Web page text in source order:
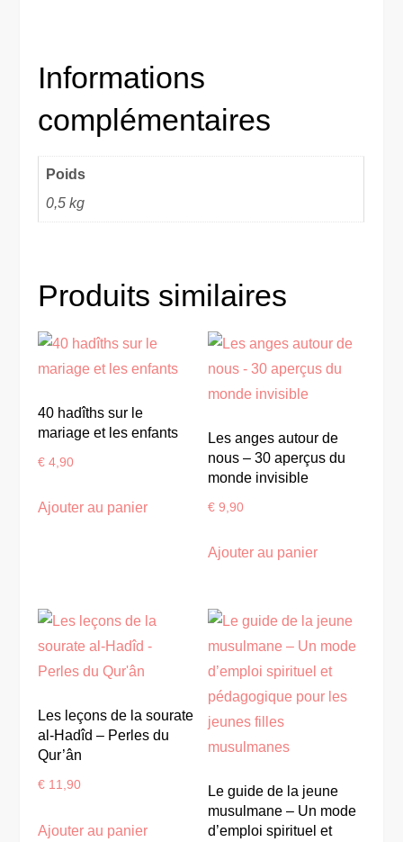
Informations
complémentaires
Poids
0,5 kg
Produits similaires
40 hadîths sur le
mariage et les enfants
€ 4,90
Ajouter au panier
Les anges autour de
nous – 30 aperçus du
monde invisible
€ 9,90
Ajouter au panier
Les leçons de la sourate
al-Hadîd – Perles du
Qur’ân
€ 11,90
Ajouter au panier
Le guide de la jeune
musulmane – Un mode
d’emploi spirituel et